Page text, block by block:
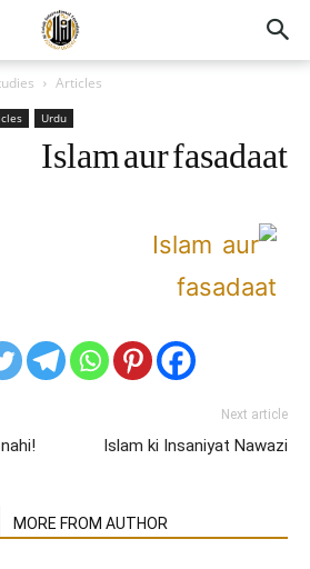
Articles
Urdu
Islam aur fasadaat
Next article
Islam ki Insaniyat Nawazi
MORE FROM AUTHOR